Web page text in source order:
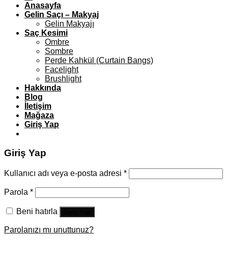
Anasayfa
Gelin Saçı – Makyaj
Gelin Makyajı
Saç Kesimi
Ombre
Sombre
Perde Kahkül (Curtain Bangs)
Facelight
Brushlight
Hakkında
Blog
İletişim
Mağaza
Giriş Yap
Giriş Yap
Kullanıcı adı veya e-posta adresi *
Parola *
Beni hatırla
Parolanızı mı unuttunuz?